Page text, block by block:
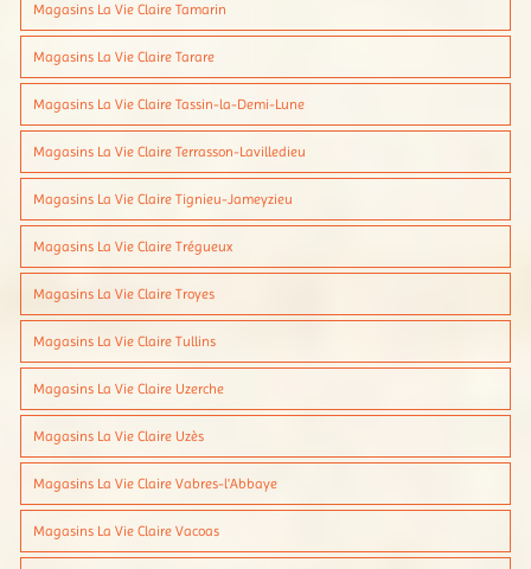
Magasins La Vie Claire Tamarin
Magasins La Vie Claire Tarare
Magasins La Vie Claire Tassin-la-Demi-Lune
Magasins La Vie Claire Terrasson-Lavilledieu
Magasins La Vie Claire Tignieu-Jameyzieu
Magasins La Vie Claire Trégueux
Magasins La Vie Claire Troyes
Magasins La Vie Claire Tullins
Magasins La Vie Claire Uzerche
Magasins La Vie Claire Uzès
Magasins La Vie Claire Vabres-l'Abbaye
Magasins La Vie Claire Vacoas